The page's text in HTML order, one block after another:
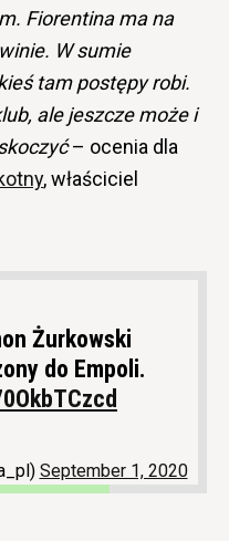
Fiorentina ma na
W sumie
tam postępy robi.
ale jeszcze może i
– ocenia dla
, właściciel
Żurkowski
do Empoli.
September 1, 2020